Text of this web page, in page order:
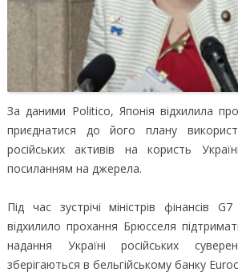
За даними Politico, Японія відхилила
приєднатися до його плану
російських активів на користь
посиланням на джерела.
Під час зустрічі міністрів фінансів
відхилило прохання Брюсселя
надання Україні російських
зберігаються в бельгійському банку